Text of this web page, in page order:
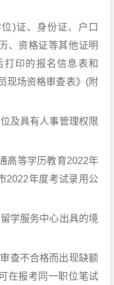
)证、身份证、户口
、资格证等其他证明
印的报名信息表和
现场资格审查表》(附
及具有人事管理权限
高等学历教育2022年
2022年度考试录用公
学服务中心出具的境
查不合格而出现缺额
在报考同一职位笔试